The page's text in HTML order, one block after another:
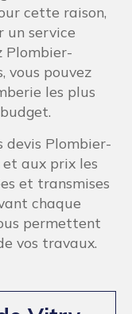
vous
Vitry-sur-
de services